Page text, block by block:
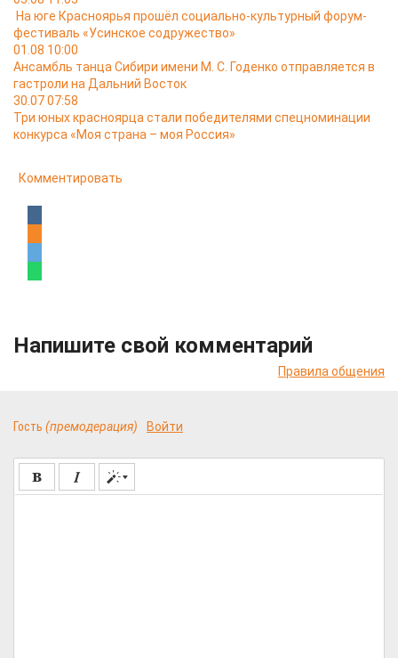
На юге Красноярья прошёл социально-культурный форум-
фестиваль «Усинское содружество»
01.08 10:00
Ансамбль танца Сибири имени М. С. Годенко отправляется в
гастроли на Дальний Восток
30.07 07:58
Три юных красноярца стали победителями спецноминации
конкурса «Моя страна – моя Россия»
Комментировать
Напишите свой комментарий
Правила общения
Гость (премодерация) Войти